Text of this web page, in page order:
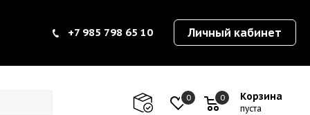
+7 985 798 65 10 Личный кабинет
0 Корзина
0
пуста
0